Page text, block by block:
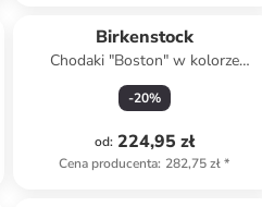
Birkenstock
Chodaki "Boston" w kolorze
brązowym
-20%
od: 224,95 zł
Cena producenta: 282,75 zł*